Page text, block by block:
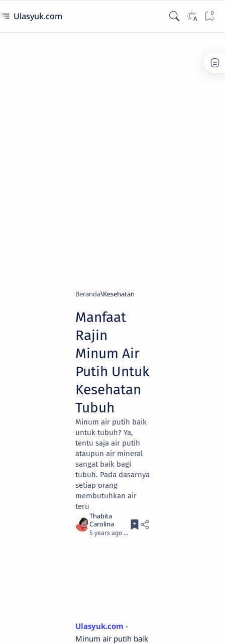
Ulasyuk.com
Beranda Kesehatan
Manfaat
Rajin
Minum Air
Putih Untuk
Kesehatan
Tubuh
Minum air putih baik
untuk tubuh? Ya,
tentu saja air putih
ataupun air mineral
sangat baik bagi
tubuh. Pada dasarnya
setiap orang
membutuhkan air
teru
5 years ago 4
Ulasyuk.com -
Minum air putih baik